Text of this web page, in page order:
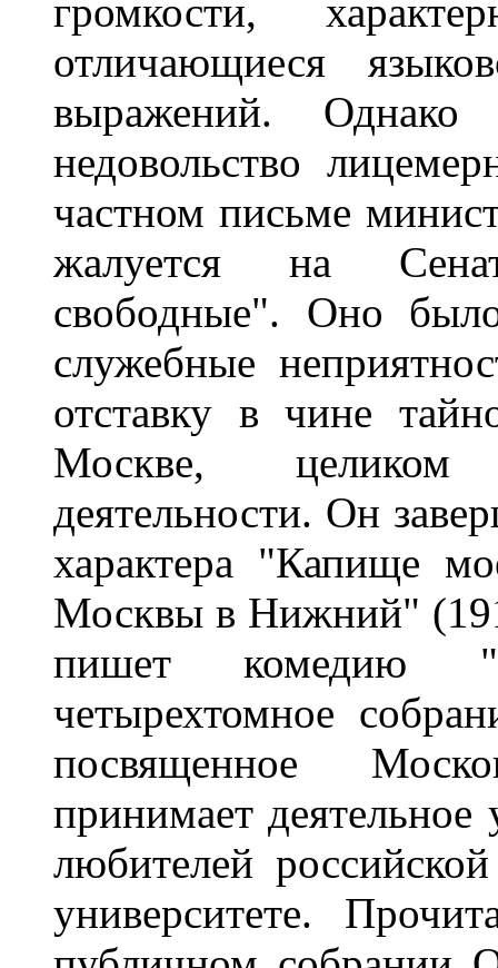
громкости,
отличающиеся
выражений.
недовольство
частном письме
жалуется на
свободные". Оно
служебные
отставку в чине
Москве, целиком
деятельности. Он
характера "Капище
Москвы в Нижний"
пишет комедию
четырехтомное
посвященное
принимает деятельное
любителей
университете.